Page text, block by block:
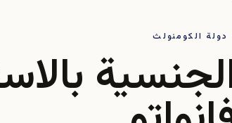
الكومنولث